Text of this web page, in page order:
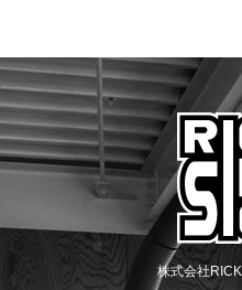
株式会社